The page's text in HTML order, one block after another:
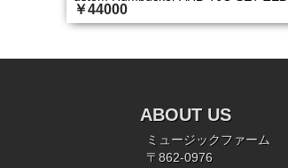
￥44000
ABOUT US
ミュージックファーム
〒862-0976